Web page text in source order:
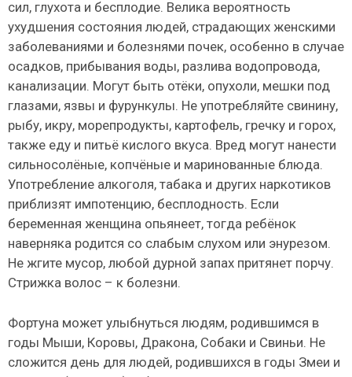
сил, глухота и бесплодие. Велика вероятность
ухудшения состояния людей, страдающих женскими
заболеваниями и болезнями почек, особенно в случае
осадков, прибывания воды, разлива водопровода,
канализации. Могут быть отёки, опухоли, мешки под
глазами, язвы и фурункулы. Не употребляйте свинину,
рыбу, икру, морепродукты, картофель, гречку и горох,
также еду и питьё кислого вкуса. Вред могут нанести
сильносолёные, копчёные и маринованные блюда.
Употребление алкоголя, табака и других наркотиков
приблизят импотенцию, бесплодность. Если
беременная женщина опьянеет, тогда ребёнок
наверняка родится со слабым слухом или энурезом.
Не жгите мусор, любой дурной запах притянет порчу.
Стрижка волос – к болезни.
Фортуна может улыбнуться людям, родившимся в
годы Мыши, Коровы, Дракона, Собаки и Свиньи. Не
сложится день для людей, родившихся в годы Змеи и